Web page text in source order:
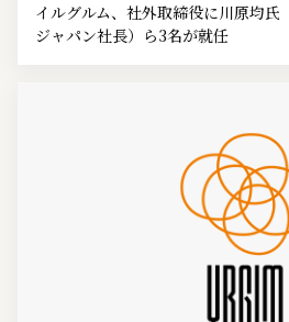
イルグルム、社外取締役に川原均氏
ジャパン社長）ら3名が就任